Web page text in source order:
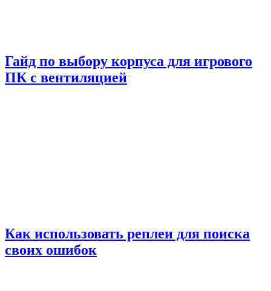
Гайд по выбору корпуса для игрового
ПК с вентиляцией
Как использовать реплеи для поиска
своих ошибок